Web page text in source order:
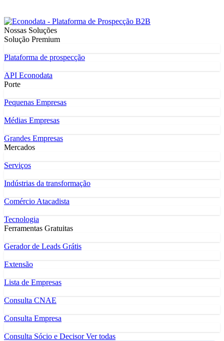
Nossas Soluções
Solução Premium
Plataforma de prospecção
API Econodata
Porte
Pequenas Empresas
Médias Empresas
Grandes Empresas
Mercados
Serviços
Indústrias da transformação
Comércio Atacadista
Tecnologia
Ferramentas Gratuitas
Gerador de Leads Grátis
Extensão
Lista de Empresas
Consulta CNAE
Consulta Empresa
Consulta Sócio e DecisorVer todas